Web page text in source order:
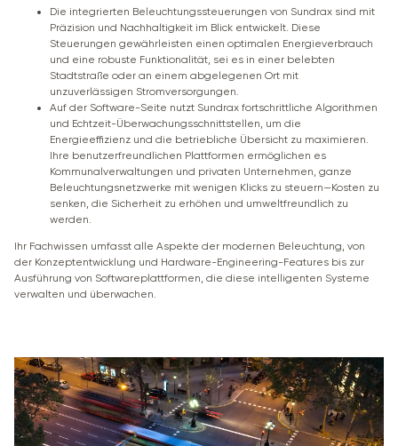
Die integrierten Beleuchtungssteuerungen von Sundrax sind mit
Präzision und Nachhaltigkeit im Blick entwickelt. Diese
Steuerungen gewährleisten einen optimalen Energieverbrauch
und eine robuste Funktionalität, sei es in einer belebten
Stadtstraße oder an einem abgelegenen Ort mit
unzuverlässigen Stromversorgungen.
Auf der Software-Seite nutzt Sundrax fortschrittliche Algorithmen
und Echtzeit-Überwachungsschnittstellen, um die
Energieeffizienz und die betriebliche Übersicht zu maximieren.
Ihre benutzerfreundlichen Plattformen ermöglichen es
Kommunalverwaltungen und privaten Unternehmen, ganze
Beleuchtungsnetzwerke mit wenigen Klicks zu steuern—Kosten zu
senken, die Sicherheit zu erhöhen und umweltfreundlich zu
werden.
Ihr Fachwissen umfasst alle Aspekte der modernen Beleuchtung, von
der Konzeptentwicklung und Hardware-Engineering-Features bis zur
Ausführung von Softwareplattformen, die diese intelligenten Systeme
verwalten und überwachen.